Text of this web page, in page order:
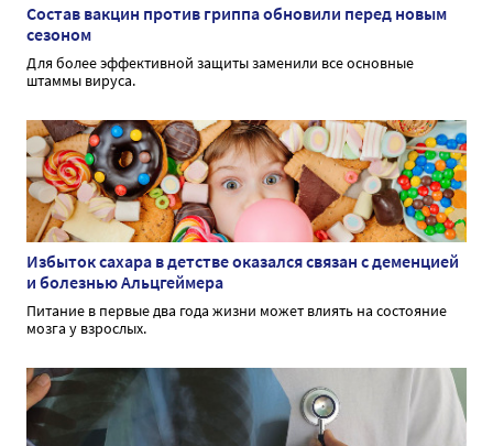
Состав вакцин против гриппа обновили перед новым
сезоном
Для более эффективной защиты заменили все основные
штаммы вируса.
Избыток сахара в детстве оказался связан с деменцией
и болезнью Альцгеймера
Питание в первые два года жизни может влиять на состояние
мозга у взрослых.